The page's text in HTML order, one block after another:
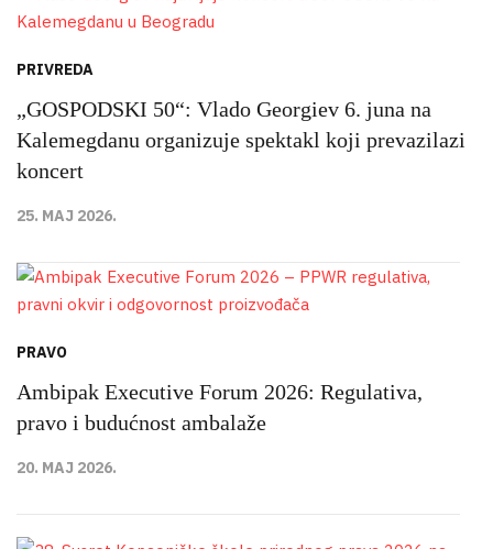
PRIVREDA
„GOSPODSKI 50“: Vlado Georgiev 6. juna na
Kalemegdanu organizuje spektakl koji prevazilazi
koncert
25. MAJ 2026.
PRAVO
Ambipak Executive Forum 2026: Regulativa,
pravo i budućnost ambalaže
20. MAJ 2026.